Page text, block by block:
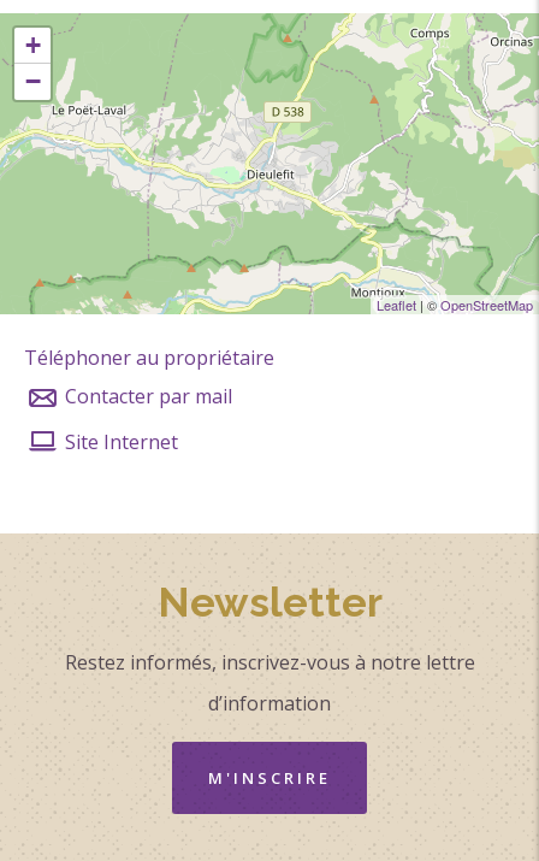
+
−
Leaflet | ©OpenStreetMap
Téléphoner au propriétaire
Contacter par mail
Site Internet
Newsletter
Restez informés, inscrivez-vous à notre lettre
d’information
M'INSCRIRE